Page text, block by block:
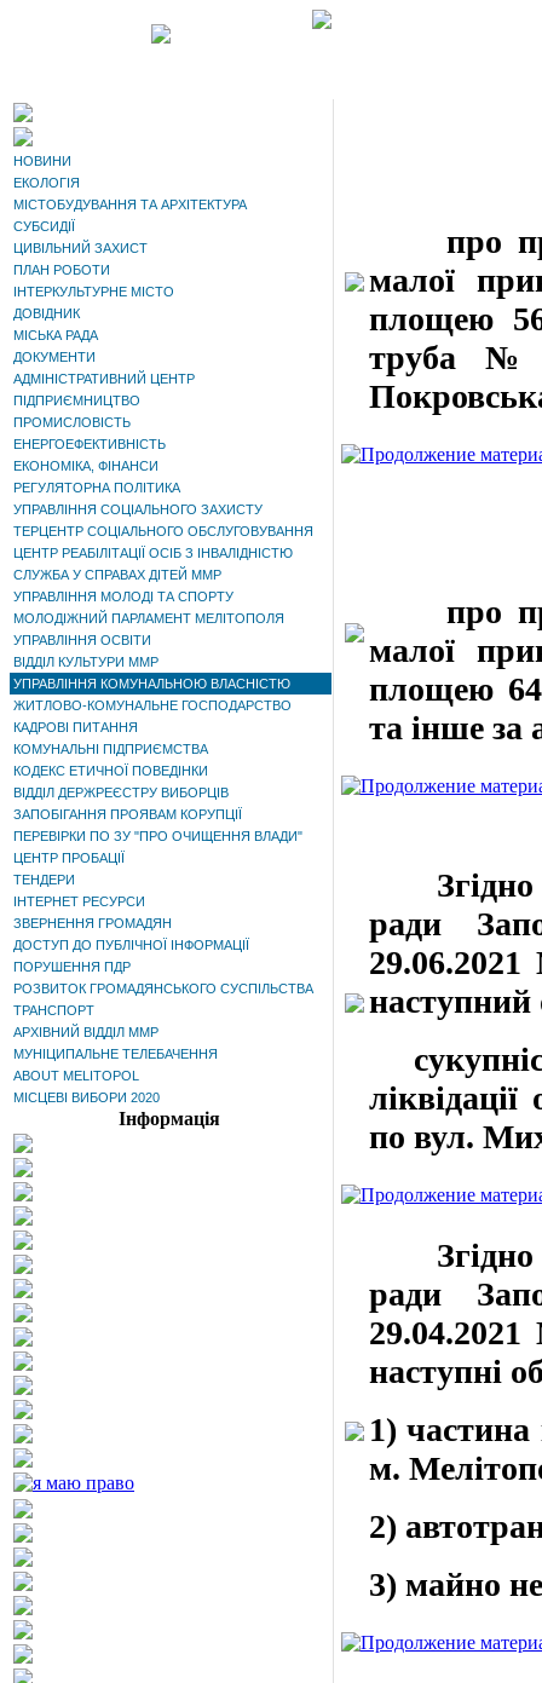
НОВИНИ
ЕКОЛОГІЯ
МІСТОБУДУВАННЯ ТА АРХІТЕКТУРА
СУБСИДІЇ
ЦИВІЛЬНИЙ ЗАХИСТ
ПЛАН РОБОТИ
ІНТЕРКУЛЬТУРНЕ МІСТО
ДОВІДНИК
МІСЬКА РАДА
ДОКУМЕНТИ
АДМІНІСТРАТИВНИЙ ЦЕНТР
ПІДПРИЄМНИЦТВО
ПРОМИСЛОВІСТЬ
ЕНЕРГОЕФЕКТИВНІСТЬ
ЕКОНОМІКА, ФІНАНСИ
РЕГУЛЯТОРНА ПОЛІТИКА
УПРАВЛІННЯ СОЦІАЛЬНОГО ЗАХИСТУ
ТЕРЦЕНТР СОЦІАЛЬНОГО ОБСЛУГОВУВАННЯ
ЦЕНТР РЕАБІЛІТАЦІЇ ОСІБ З ІНВАЛІДНІСТЮ
СЛУЖБА У СПРАВАХ ДІТЕЙ ММР
УПРАВЛІННЯ МОЛОДІ ТА СПОРТУ
МОЛОДІЖНИЙ ПАРЛАМЕНТ МЕЛІТОПОЛЯ
УПРАВЛІННЯ ОСВІТИ
ВІДДІЛ КУЛЬТУРИ ММР
УПРАВЛІННЯ КОМУНАЛЬНОЮ ВЛАСНІСТЮ
ЖИТЛОВО-КОМУНАЛЬНЕ ГОСПОДАРСТВО
КАДРОВІ ПИТАННЯ
КОМУНАЛЬНІ ПІДПРИЄМСТВА
КОДЕКС ЕТИЧНОЇ ПОВЕДІНКИ
ВІДДІЛ ДЕРЖРЕЄСТРУ ВИБОРЦІВ
ЗАПОБІГАННЯ ПРОЯВАМ КОРУПЦІЇ
ПЕРЕВІРКИ ПО ЗУ "ПРО ОЧИЩЕННЯ ВЛАДИ"
ЦЕНТР ПРОБАЦІЇ
ТЕНДЕРИ
ІНТЕРНЕТ РЕСУРСИ
ЗВЕРНЕННЯ ГРОМАДЯН
ДОСТУП ДО ПУБЛІЧНОЇ ІНФОРМАЦІЇ
ПОРУШЕННЯ ПДР
РОЗВИТОК ГРОМАДЯНСЬКОГО СУСПІЛЬСТВА
ТРАНСПОРТ
АРХІВНИЙ ВІДДІЛ ММР
МУНІЦИПАЛЬНЕ ТЕЛЕБАЧЕННЯ
ABOUT MELITOPOL
МІСЦЕВІ ВИБОРИ 2020
Інформація
про
малої
площею
труба №
про
малої
площею
та інше за
ради
29.06.2021
наступний
по вул.
ради
29.04.2021
наступні
1) частина
м.
2)
3) майно не